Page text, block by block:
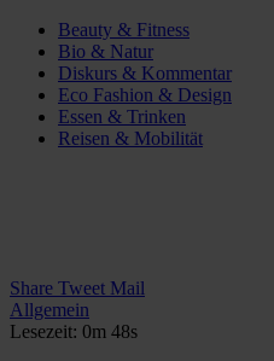
Beauty & Fitness
Bio & Natur
Diskurs & Kommentar
Eco Fashion & Design
Essen & Trinken
Reisen & Mobilität
Share Tweet Mail
Allgemein
Lesezeit: 0m 48s